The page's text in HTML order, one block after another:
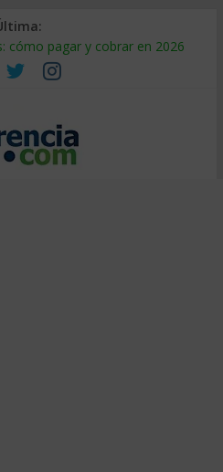
cómo pagar y cobrar en 2026
por qué sale tan caro
cómo auditarla a tiempo
de suministro: qué hacer
cómo segmentarlo y venderle